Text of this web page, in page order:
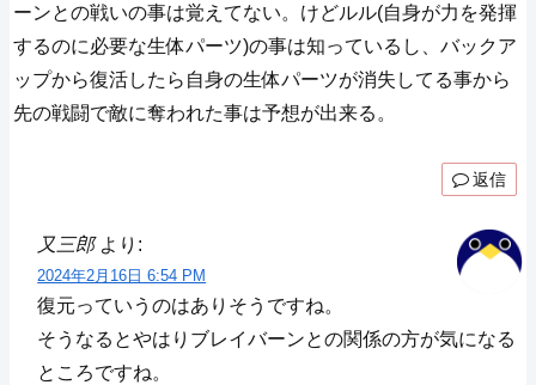
ーンとの戦いの事は覚えてない。けどルル(自身が力を発揮
するのに必要な生体パーツ)の事は知っているし、バックア
ップから復活したら自身の生体パーツが消失してる事から
先の戦闘で敵に奪われた事は予想が出来る。
返信
又三郎 より:
2024年2月16日 6:54 PM
復元っていうのはありそうですね。
そうなるとやはりブレイバーンとの関係の方が気になる
ところですね。